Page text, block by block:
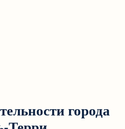
города